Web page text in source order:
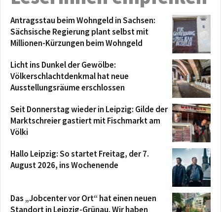
Antragsstau beim Wohngeld in Sachsen:
Sächsische Regierung plant selbst mit
Millionen-Kürzungen beim Wohngeld
Licht ins Dunkel der Gewölbe:
Völkerschlachtdenkmal hat neue
Ausstellungsräume erschlossen
Seit Donnerstag wieder in Leipzig: Gilde der
Marktschreier gastiert mit Fischmarkt am
Völki
Hallo Leipzig: So startet Freitag, der 7.
August 2026, ins Wochenende
Das „Jobcenter vor Ort“ hat einen neuen
Standort in Leipzig-Grünau. Wir haben